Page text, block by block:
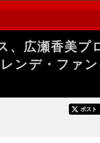
、広瀬香美プ
ンデ・ファン
ポスト